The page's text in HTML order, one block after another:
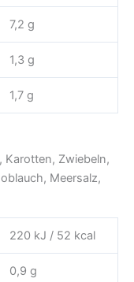
7,2 g
1,3 g
1,7 g
Karotten, Zwiebeln,
Meersalz,
220 kJ / 52 kcal
0,9 g